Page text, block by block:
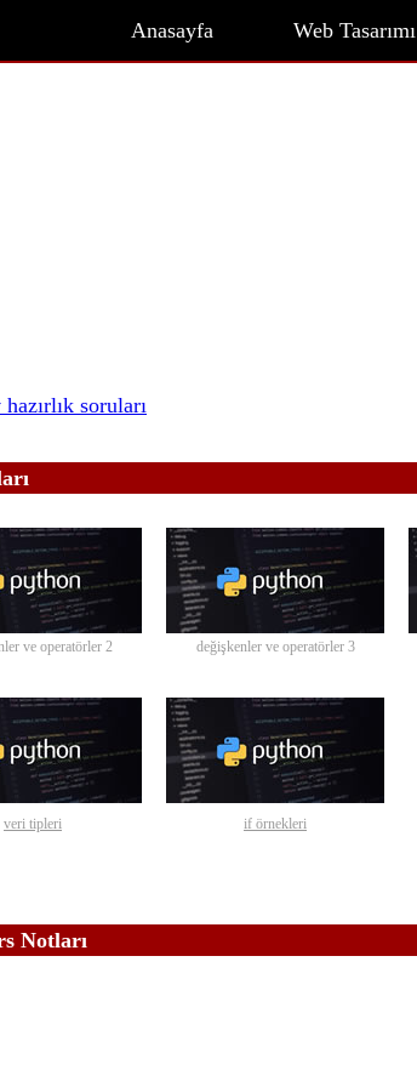
Anasayfa Web Tasarımı
soruları
ve operatörler 2 değişkenler ve operatörler 3
veri tipleri if örnekleri
Notları